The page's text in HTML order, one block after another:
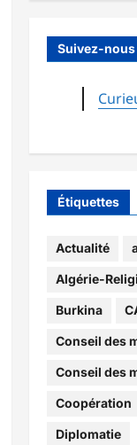
Suivez-
Étiquettes
Actualité
Algérie-
Burkina
Conseil des
Conseil des
Coopération
Diplomatie